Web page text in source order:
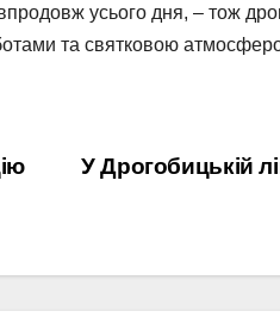
усього дня, – тож
та святковою
У Дрогобицькій